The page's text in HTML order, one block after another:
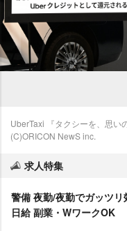
UberTaxi 『タクシーを、思い
(C)ORICON NewS inc.
求人特集
警備 夜勤/夜勤でガッツ
日給 副業・WワークOK